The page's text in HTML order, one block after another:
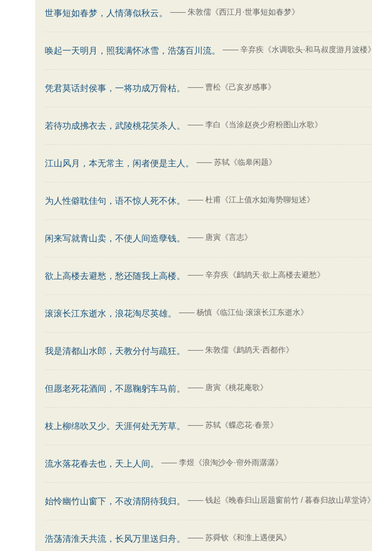
世事短如春梦，人情薄似秋云。 —— 朱敦儒《西江月·世事短如春梦》
唤起一天明月，照我满怀冰雪，浩荡百川流。 —— 辛弃疾《水调歌头·和马叔度游月波楼》
凭君莫话封侯事，一将功成万骨枯。 —— 曹松《己亥岁感事》
若待功成拂衣去，武陵桃花笑杀人。 —— 李白《当涂赵炎少府粉图山水歌》
江山风月，本无常主，闲者便是主人。 —— 苏轼《临皋闲题》
为人性僻耽佳句，语不惊人死不休。 —— 杜甫《江上值水如海势聊短述》
闲来写就青山卖，不使人间造孽钱。 —— 唐寅《言志》
欲上高楼去避愁，愁还随我上高楼。 —— 辛弃疾《鹧鸪天·欲上高楼去避愁》
滚滚长江东逝水，浪花淘尽英雄。 —— 杨慎《临江仙·滚滚长江东逝水》
我是清都山水郎，天教分付与疏狂。 —— 朱敦儒《鹧鸪天·西都作》
但愿老死花酒间，不愿鞠躬车马前。 —— 唐寅《桃花庵歌》
枝上柳绵吹又少。天涯何处无芳草。 —— 苏轼《蝶恋花·春景》
流水落花春去也，天上人间。 —— 李煜《浪淘沙令·帘外雨潺潺》
始怜幽竹山窗下，不改清阴待我归。 —— 钱起《晚春归山居题窗前竹 / 暮春归故山草堂诗》
浩荡清淮天共流，长风万里送归舟。 —— 苏舜钦《和淮上遇便风》